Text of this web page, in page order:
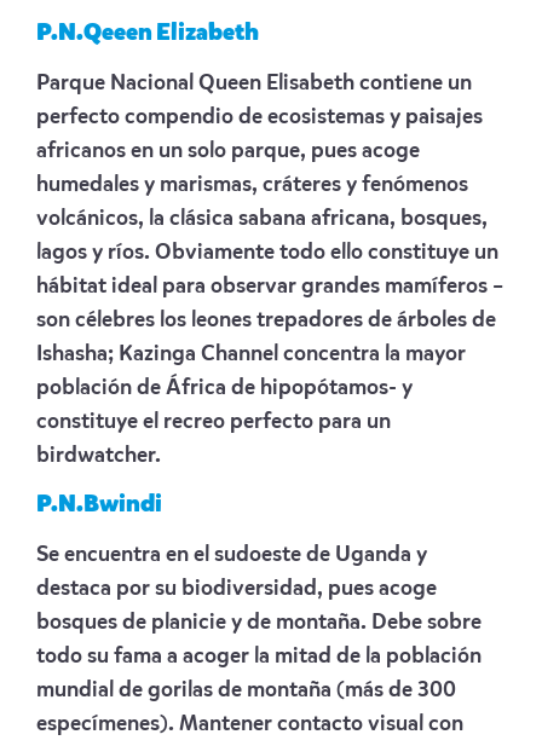
P.N.Qeeen Elizabeth
Parque Nacional Queen Elisabeth contiene un
perfecto compendio de ecosistemas y paisajes
africanos en un solo parque, pues acoge
humedales y marismas, cráteres y fenómenos
volcánicos, la clásica sabana africana, bosques,
lagos y ríos. Obviamente todo ello constituye un
hábitat ideal para observar grandes mamíferos –
son célebres los leones trepadores de árboles de
Ishasha; Kazinga Channel concentra la mayor
población de África de hipopótamos- y
constituye el recreo perfecto para un
birdwatcher.
P.N.Bwindi
Se encuentra en el sudoeste de Uganda y
destaca por su biodiversidad, pues acoge
bosques de planicie y de montaña. Debe sobre
todo su fama a acoger la mitad de la población
mundial de gorilas de montaña (más de 300
especímenes). Mantener contacto visual con